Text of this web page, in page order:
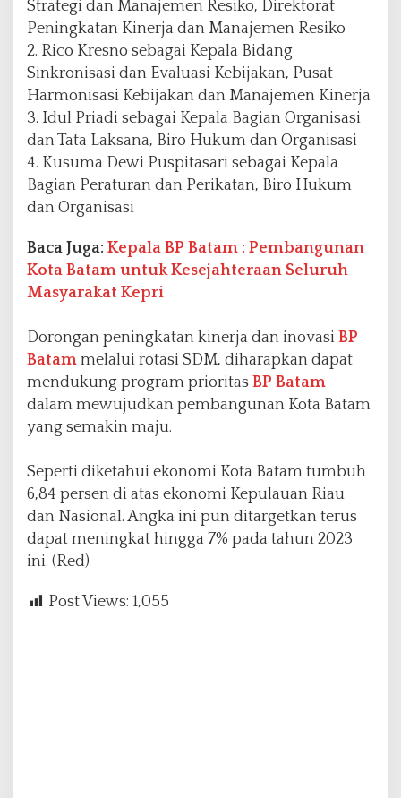
Strategi dan Manajemen Resiko, Direktorat
Peningkatan Kinerja dan Manajemen Resiko
2. Rico Kresno sebagai Kepala Bidang
Sinkronisasi dan Evaluasi Kebijakan, Pusat
Harmonisasi Kebijakan dan Manajemen Kinerja
3. Idul Priadi sebagai Kepala Bagian Organisasi
dan Tata Laksana, Biro Hukum dan Organisasi
4. Kusuma Dewi Puspitasari sebagai Kepala
Bagian Peraturan dan Perikatan, Biro Hukum
dan Organisasi
Baca Juga: Kepala BP Batam : Pembangunan
Kota Batam untuk Kesejahteraan Seluruh
Masyarakat Kepri
Dorongan peningkatan kinerja dan inovasi BP
Batam melalui rotasi SDM, diharapkan dapat
mendukung program prioritas BP Batam
dalam mewujudkan pembangunan Kota Batam
yang semakin maju.
Seperti diketahui ekonomi Kota Batam tumbuh
6,84 persen di atas ekonomi Kepulauan Riau
dan Nasional. Angka ini pun ditargetkan terus
dapat meningkat hingga 7% pada tahun 2023
ini. (Red)
Post Views: 1,055